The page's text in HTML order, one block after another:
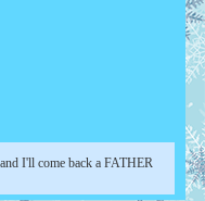
I'll come back a FATHER